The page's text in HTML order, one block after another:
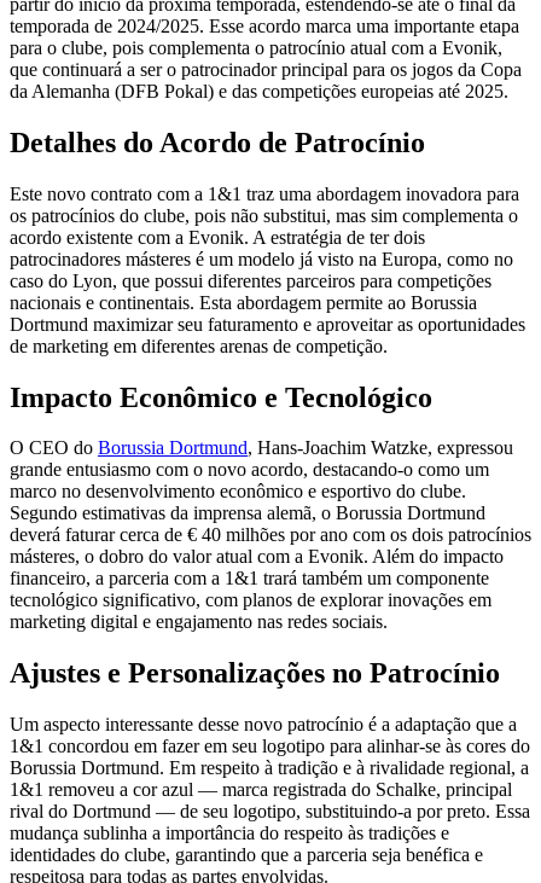
temporada de 2024/2025. Esse acordo marca uma importante etapa
para o clube, pois complementa o patrocínio atual com a Evonik,
que continuará a ser o patrocinador principal para os jogos da Copa
da Alemanha (DFB Pokal) e das competições europeias até 2025.
Detalhes do Acordo de Patrocínio
Este novo contrato com a 1&1 traz uma abordagem inovadora para
os patrocínios do clube, pois não substitui, mas sim complementa o
acordo existente com a Evonik. A estratégia de ter dois
patrocinadores másteres é um modelo já visto na Europa, como no
caso do Lyon, que possui diferentes parceiros para competições
nacionais e continentais. Esta abordagem permite ao Borussia
Dortmund maximizar seu faturamento e aproveitar as oportunidades
de marketing em diferentes arenas de competição.
Impacto Econômico e Tecnológico
O CEO do Borussia Dortmund, Hans-Joachim Watzke, expressou
grande entusiasmo com o novo acordo, destacando-o como um
marco no desenvolvimento econômico e esportivo do clube.
Segundo estimativas da imprensa alemã, o Borussia Dortmund
deverá faturar cerca de € 40 milhões por ano com os dois patrocínios
másteres, o dobro do valor atual com a Evonik. Além do impacto
financeiro, a parceria com a 1&1 trará também um componente
tecnológico significativo, com planos de explorar inovações em
marketing digital e engajamento nas redes sociais.
Ajustes e Personalizações no Patrocínio
Um aspecto interessante desse novo patrocínio é a adaptação que a
1&1 concordou em fazer em seu logotipo para alinhar-se às cores do
Borussia Dortmund. Em respeito à tradição e à rivalidade regional, a
1&1 removeu a cor azul — marca registrada do Schalke, principal
rival do Dortmund — de seu logotipo, substituindo-a por preto. Essa
mudança sublinha a importância do respeito às tradições e
identidades do clube, garantindo que a parceria seja benéfica e
respeitosa para todas as partes envolvidas.